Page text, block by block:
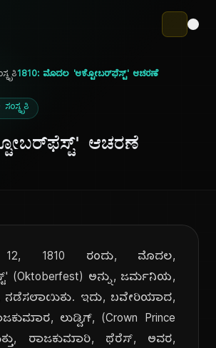
1810: ಮೊದಲ 'ಆಕ್ಟೋಬರ್‌ಫೆಸ್ಟ್' ಆಚರಣೆ
ಆಚರಣೆ
1810 ರಂದು, ಮೊದಲ,
(Oktoberfest) ಅನ್ನು, ಜರ್ಮನಿಯ,
ನಡೆಸಲಾಯಿತು. ಇದು, ಬವೇರಿಯಾದ,
ಲುಡ್ವಿಗ್, (Crown Prince
ರಾಜಕುಮಾರಿ, ಥೆರೆಸ್, ಅವರ,